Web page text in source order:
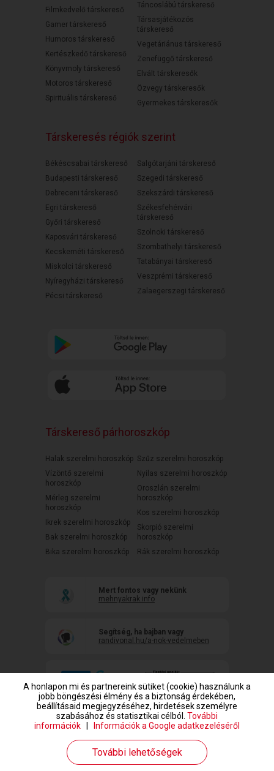
Filmkedvelő társkereső
Gamer társkereső
Humoros társkereső
Kertészkedő társkereső
Könyvmoly társkereső
Motoros társkereső
Spirituális társkereső
Táncoslábú társkereső
Társasjátékozós
társkereső
Vegetáriánus társkereső
Zenefüggő társkereső
Elvált társkeresők
Özvegy társkeresők
Gyermekes társkeresők
Társkeresés régiók szerint
Békéscsabai társkereső
Budapesti társkereső
Debreceni társkereső
Egri társkereső
Győri társkereső
Kaposvári társkereső
Kecskeméti társkereső
Miskolci társkereső
Nyíregyházi társkereső
Pécsi társkereső
Salgótarjáni társkereső
Szegedi társkereső
Szekszárdi társkereső
Székesfehérvári
társkereső
Szolnoki társkereső
Szombathelyi társkereső
Tatabányai társkereső
Veszprémi társkereső
Zalaegerszegi társkereső
Társkereső párhoroszkóp
Halak szerelmi horoszkóp
Vízöntő szerelmi
horoszkóp
Mérleg szerelmi
horoszkóp
Ikrek szerelmi horoszkóp
Bak szerelmi horoszkóp
Bika szerelmi horoszkóp
Szűz szerelmi horoszkóp
Nyilas szerelmi horoszkóp
Oroszlán szerelmi
horoszkóp
Kos szerelmi horoszkóp
Skorpió szerelmi
horoszkóp
Rák szerelmi horoszkóp
Mert fontos vagy nekünk
mehnyakrak.info
Segítség, ha bajban vagy
randivonal.hu/a-nok-vedelmeben
www.randivonal.hu © Copyright 1999-2026 Dating Central Europe Zrt.
A honlapon mi és partnereink sütiket (cookie) használunk a
jobb böngészési élmény és a biztonság érdekében,
beállításaid megjegyzéséhez, hirdetések személyre
szabásához és statisztikai célból. További
információk
Információk a Google adatkezeléséről
További lehetőségek